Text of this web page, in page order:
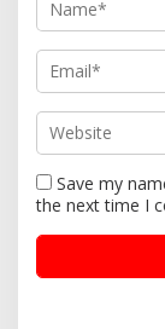
Save my
the next time I